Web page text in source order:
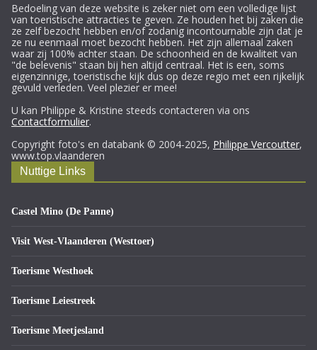
Bedoeling van deze website is zeker niet om een volledige lijst
van toeristische attracties te geven. Ze houden het bij zaken die
ze zelf bezocht hebben en/of zodanig incontournable zijn dat je
ze nu eenmaal moet bezocht hebben. Het zijn allemaal zaken
waar zij 100% achter staan. De schoonheid en de kwaliteit van
"de belevenis" staan bij hen altijd centraal. Het is een, soms
eigenzinnige, toeristische kijk dus op deze regio met een rijkelijk
gevuld verleden. Veel plezier er mee!
U kan Philippe & Kristine steeds contacteren via ons
Contactformulier.
Copyright foto's en databank © 2004-2025, Philippe Vercoutter,
www.top.vlaanderen
Nuttige Links
Castel Mino (De Panne)
Visit West-Vlaanderen (Westtoer)
Toerisme Westhoek
Toerisme Leiestreek
Toerisme Meetjesland